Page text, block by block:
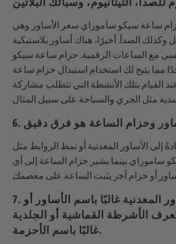
ساعة سيكو ساموراي سعر الأساور وهي
وكذلك الصدأ. أخيرًا، هناك أساور بلاستيكية
مع الساعات الرقمية. حزام ساعة سيكو
مما يتيح لك استخدام استبدال حزام ساعة
القيام بتلك الأنشطة التي تتطلب مشاركة
إلى الأساور المعدنية أو نمط الروابط مثل
ساموراي بينما يشير حزام الساعة إلى أي
7. تُعرف الأساور المعدنية غالبًا باسم الأساور أو
تُعرف الأشرطة القماشية أو الجلدية
غالبًا باسم الأحزمة.